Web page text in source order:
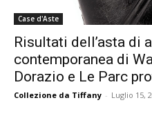
Case d'Aste
Risultati dell’asta di
contemporanea di
Dorazio e Le Parc
Collezione da Tiffany - Luglio 15,